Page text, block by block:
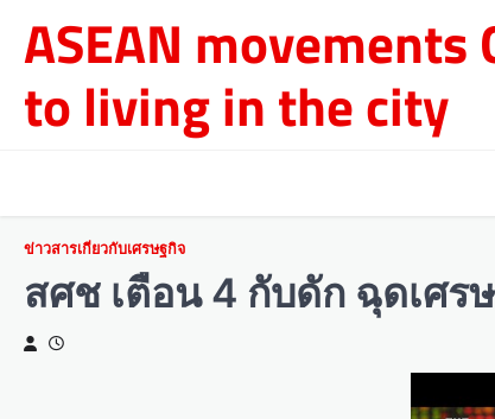
content
ASEAN movements
to living in the city
ข่าวสารเกี่ยวกับเศรษฐกิจ
สศช เตือน 4 กับดัก ฉุดเศร